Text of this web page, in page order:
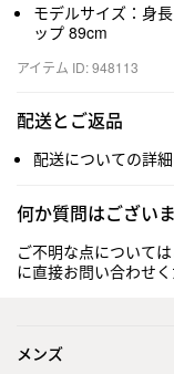
モデルサイズ：身
ップ 89cm
アイテム ID: 948113
配送とご返品
配送についての詳
何か質問はござい
ご不明な点については
に直接お問い合わせ
メンズ